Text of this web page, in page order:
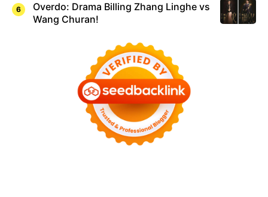
Overdo: Drama Billing Zhang Linghe vs
Wang Churan!